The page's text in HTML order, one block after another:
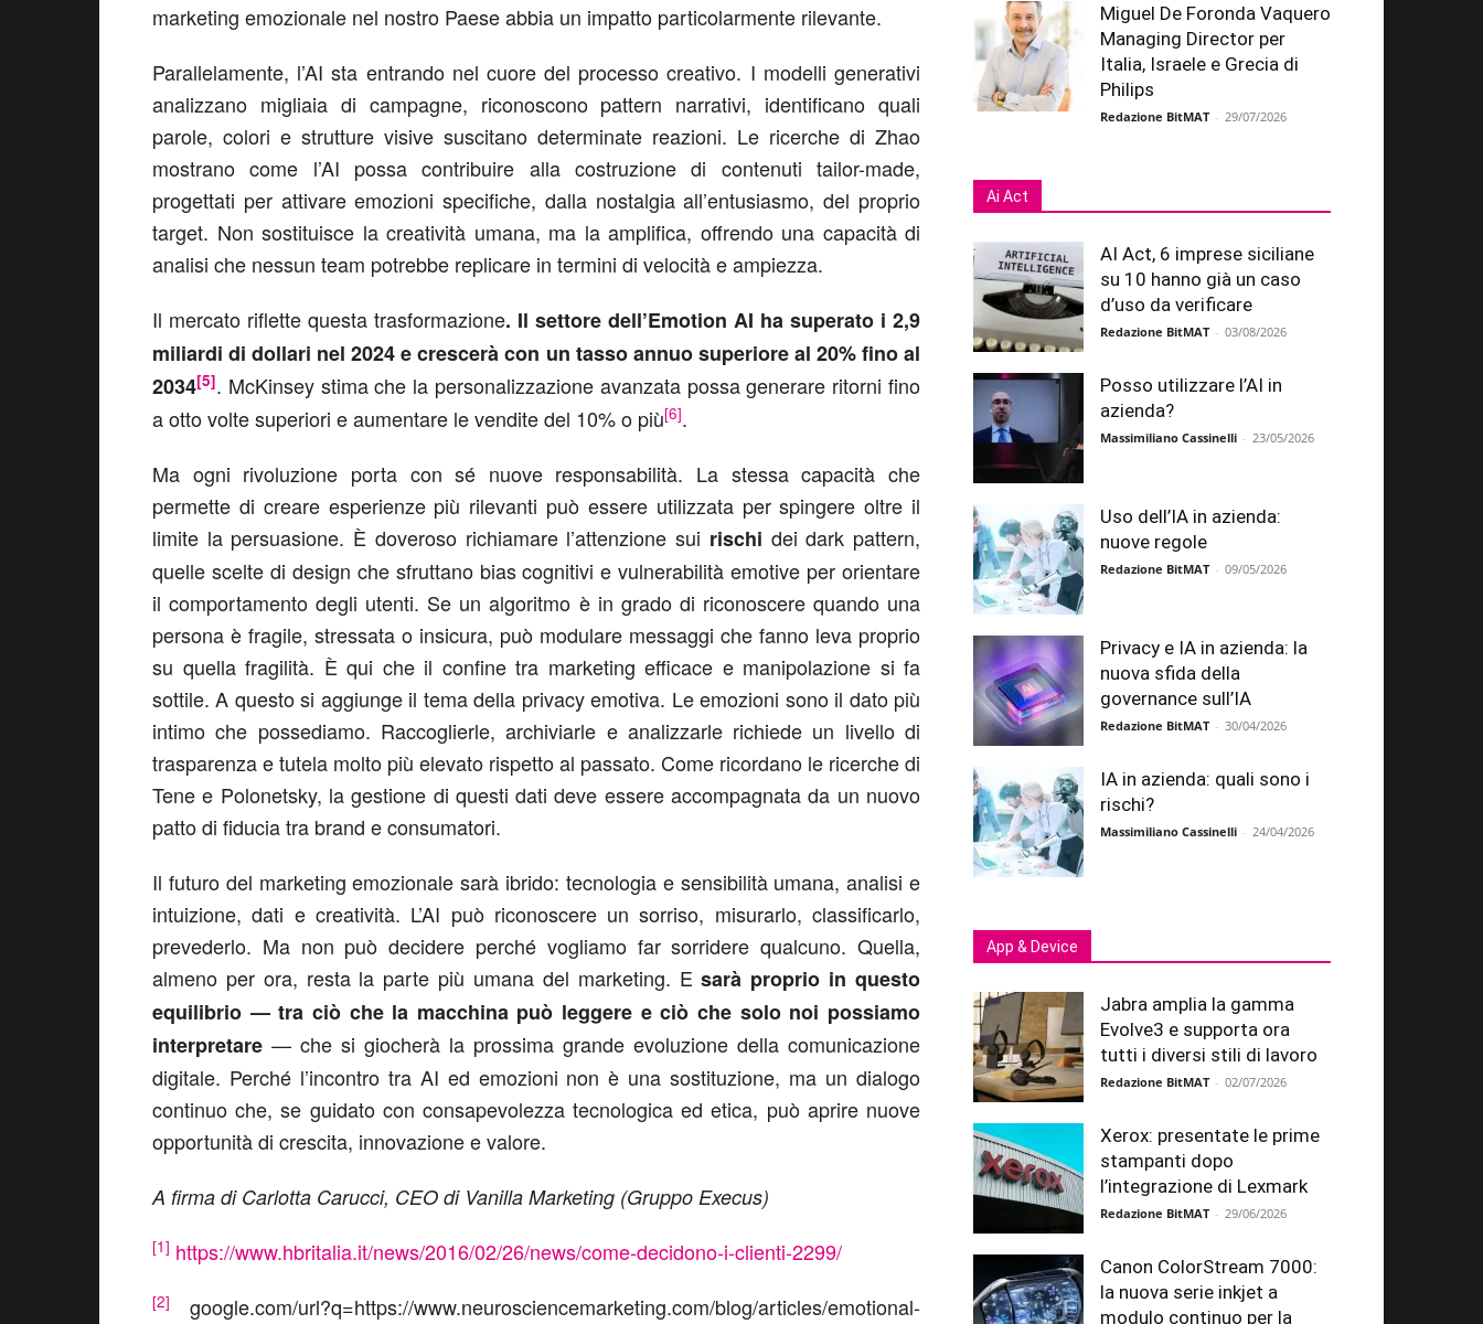
marketing emozionale nel nostro Paese abbia un impatto particolarmente rilevante.
Parallelamente, l’AI sta entrando nel cuore del processo creativo. I modelli generativi
analizzano migliaia di campagne, riconoscono pattern narrativi, identificano quali
parole, colori e strutture visive suscitano determinate reazioni. Le ricerche di Zhao
mostrano come l’AI possa contribuire alla costruzione di contenuti tailor-made,
progettati per attivare emozioni specifiche, dalla nostalgia all’entusiasmo, del proprio
target. Non sostituisce la creatività umana, ma la amplifica, offrendo una capacità di
analisi che nessun team potrebbe replicare in termini di velocità e ampiezza.
Il mercato riflette questa trasformazione. Il settore dell’Emotion AI ha superato i 2,9
miliardi di dollari nel 2024 e crescerà con un tasso annuo superiore al 20% fino al
2034[5]. McKinsey stima che la personalizzazione avanzata possa generare ritorni fino
a otto volte superiori e aumentare le vendite del 10% o più[6].
Ma ogni rivoluzione porta con sé nuove responsabilità. La stessa capacità che
permette di creare esperienze più rilevanti può essere utilizzata per spingere oltre il
limite la persuasione. È doveroso richiamare l’attenzione sui rischi dei dark pattern,
quelle scelte di design che sfruttano bias cognitivi e vulnerabilità emotive per orientare
il comportamento degli utenti. Se un algoritmo è in grado di riconoscere quando una
persona è fragile, stressata o insicura, può modulare messaggi che fanno leva proprio
su quella fragilità. È qui che il confine tra marketing efficace e manipolazione si fa
sottile. A questo si aggiunge il tema della privacy emotiva. Le emozioni sono il dato più
intimo che possediamo. Raccoglierle, archiviarle e analizzarle richiede un livello di
trasparenza e tutela molto più elevato rispetto al passato. Come ricordano le ricerche di
Tene e Polonetsky, la gestione di questi dati deve essere accompagnata da un nuovo
patto di fiducia tra brand e consumatori.
Il futuro del marketing emozionale sarà ibrido: tecnologia e sensibilità umana, analisi e
intuizione, dati e creatività. L’AI può riconoscere un sorriso, misurarlo, classificarlo,
prevederlo. Ma non può decidere perché vogliamo far sorridere qualcuno. Quella,
almeno per ora, resta la parte più umana del marketing. Esarà proprio in questo
equilibrio — tra ciò che la macchina può leggere e ciò che solo noi possiamo
interpretare — che si giocherà la prossima grande evoluzione della comunicazione
digitale. Perché l’incontro tra AI ed emozioni non è una sostituzione, ma un dialogo
continuo che, se guidato con consapevolezza tecnologica ed etica, può aprire nuove
opportunità di crescita, innovazione e valore.
A firma di Carlotta Carucci, CEO di Vanilla Marketing (Gruppo Execus)
[1] https://www.hbritalia.it/news/2016/02/26/news/come-decidono-i-clienti-2299/
[2] google.com/url?q=https://www.neurosciencemarketing.com/blog/articles/emotional-
Miguel De Foronda Vaquero
Managing Director per
Italia, Israele e Grecia di
Philips
Redazione BitMAT - 29/07/2026
Ai Act
AI Act, 6 imprese siciliane
su 10 hanno già un caso
d’uso da verificare
Redazione BitMAT - 03/08/2026
Posso utilizzare l’AI in
azienda?
Massimiliano Cassinelli - 23/05/2026
Uso dell’IA in azienda:
nuove regole
Redazione BitMAT - 09/05/2026
Privacy e IA in azienda: la
nuova sfida della
governance sull’IA
Redazione BitMAT - 30/04/2026
IA in azienda: quali sono i
rischi?
Massimiliano Cassinelli - 24/04/2026
App & Device
Jabra amplia la gamma
Evolve3 e supporta ora
tutti i diversi stili di lavoro
Redazione BitMAT - 02/07/2026
Xerox: presentate le prime
stampanti dopo
l’integrazione di Lexmark
Redazione BitMAT - 29/06/2026
Canon ColorStream 7000:
la nuova serie inkjet a
modulo continuo per la